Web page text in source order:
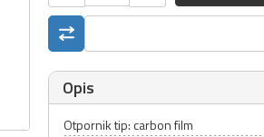
Opis
Otpornik tip: carbon film